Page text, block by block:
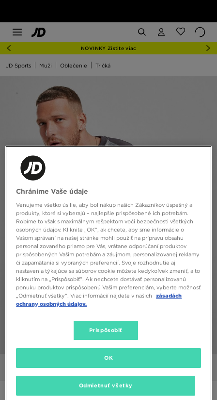
NOVINKY Zistite viac
JD Sports Muži Oblečenie Tričká
Obrázky Video
ONLY AT JD
Chránime Vaše údaje
Venujeme všetko úsilie, aby bol nákup našich Zákazníkov úspešný a
produkty, ktoré si vyberajú – najlepšie prispôsobené ich potrebám.
Robíme to však s maximálnym rešpektom voči bezpečnosti všetkých
osobných údajov. Kliknite „OK”, ak chcete, aby sme informácie o
Vašom správaní na našej stránke mohli použiť na prípravu obsahu
personalizovaného priamo pre Vás, vrátane odporúčaní produktov
prispôsobených Vašim potrebám a záujmom, personalizovanej reklamy
či zapamätania si vybraných preferencií. Svoje rozhodnutie aj
nastavenia týkajúce sa súborov cookie môžete kedykoľvek zmeniť, a to
kliknutím na „Prispôsobiť”. Ak nechcete dostávať personalizovanú
ponuku produktov prispôsobenú Vašim preferenciám, vyberte možnosť
„Odmietnuť všetky”. Viac informácií nájdete v našich
zásadách
ochrany osobných údajov.
Prispôsobiť
Odmietnuť všetky
OK